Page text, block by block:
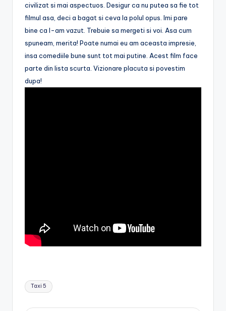
civilizat si mai aspectuos. Desigur ca nu putea sa fie tot
filmul asa, deci a bagat si ceva la polul opus. Imi pare
bine ca l-am vazut. Trebuie sa mergeti si voi. Asa cum
spuneam, merita! Poate numai eu am aceasta impresie,
insa comediile bune sunt tot mai putine. Acest film face
parte din lista scurta. Vizionare placuta si povestim
dupa!
Tags:
Taxi 5